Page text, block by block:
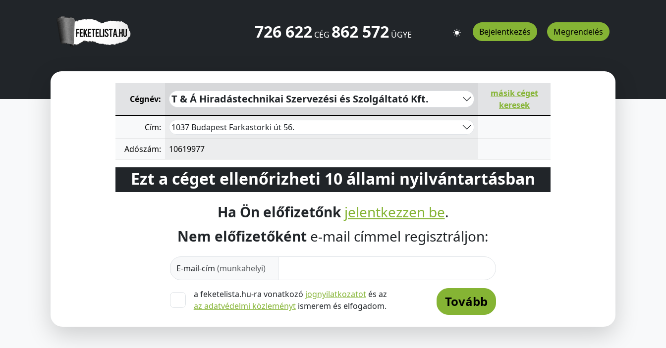
726 622CÉG 862 572ÜGYE Bejelentkezés Megrendelés
T & Á Hiradástechnikai Szervezési és Szolgáltató Kft.Farkastorki út 56.Budapest1037HU
Cégnév:
T & Á Hiradástechnikai Szervezési és Szolgáltató Kft.
másik céget
keresek
Cím: 1037 Budapest Farkastorki út 56.
Adószám: 10619977
Ezt a céget ellenőrizheti 10 állami nyilvántartásban
Ha Ön előfizetőnk jelentkezzen be.
Nem előfizetőként e-mail címmel regisztráljon:
E-mail-cím (munkahelyi)
a feketelista.hu-ra vonatkozó jognyilatkozatotés az
az adatvédelmi közleménytismerem és elfogadom. Tovább